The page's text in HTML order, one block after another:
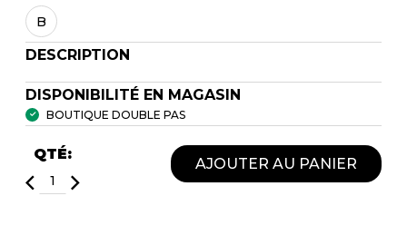
B
DESCRIPTION
DISPONIBILITÉ EN MAGASIN
BOUTIQUE DOUBLE PAS
QTÉ:
AJOUTER AU PANIER